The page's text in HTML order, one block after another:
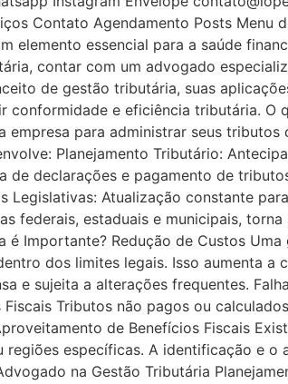
Contato Agendamento Posts Menu
elemento essencial para a saúde
contar com um advogado
de gestão tributária, suas
e eficiência tributária. O
para administrar seus
Planejamento Tributário:
declarações e pagamento de
Legislativas: Atualização constante
federais, estaduais e municipais,
Importante? Redução de Custos
dos limites legais. Isso aumenta a
e sujeita a alterações frequentes.
Tributos não pagos ou
de Benefícios Fiscais
específicas. A identificação e o
na Gestão Tributária